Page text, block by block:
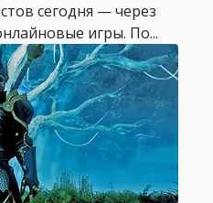
сегодня — через
игры. По...